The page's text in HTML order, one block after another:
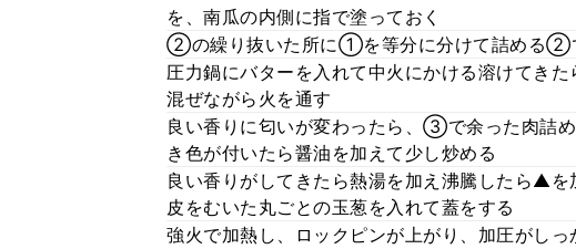
を、南瓜の内側に指で塗っておく
②の繰り抜いた所に①を等分に分けて詰める②
圧力鍋にバターを入れて中火にかける溶けてき
混ぜながら火を通す
良い香りに匂いが変わったら、③で余った肉詰
き色が付いたら醤油を加えて少し炒める
良い香りがしてきたら熱湯を加え沸騰したら▲
皮をむいた丸ごとの玉葱を入れて蓋をする
強火で加熱し、ロックピンが上がり、加圧がし